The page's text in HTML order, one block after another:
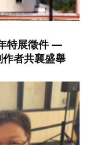
特展徵件 —
者共襄盛舉